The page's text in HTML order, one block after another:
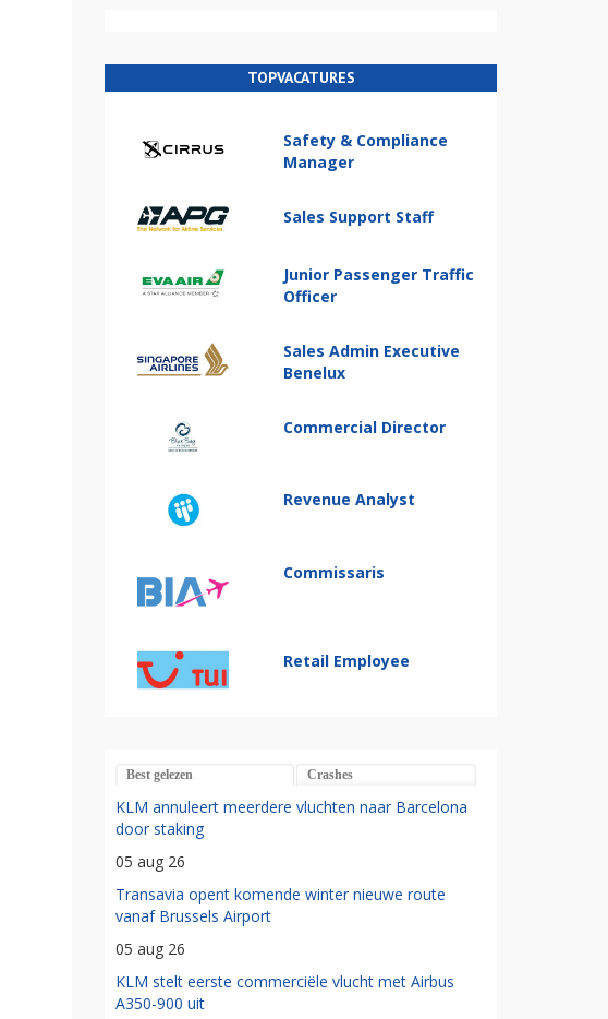
TOPVACATURES
Safety & Compliance
Manager
Sales Support Staff
Junior Passenger Traffic
Officer
Sales Admin Executive
Benelux
Commercial Director
Revenue Analyst
Commissaris
Retail Employee
Best gelezen Crashes
KLM annuleert meerdere vluchten naar Barcelona
door staking
05 aug 26
Transavia opent komende winter nieuwe route
vanaf Brussels Airport
05 aug 26
KLM stelt eerste commerciële vlucht met Airbus
A350-900 uit